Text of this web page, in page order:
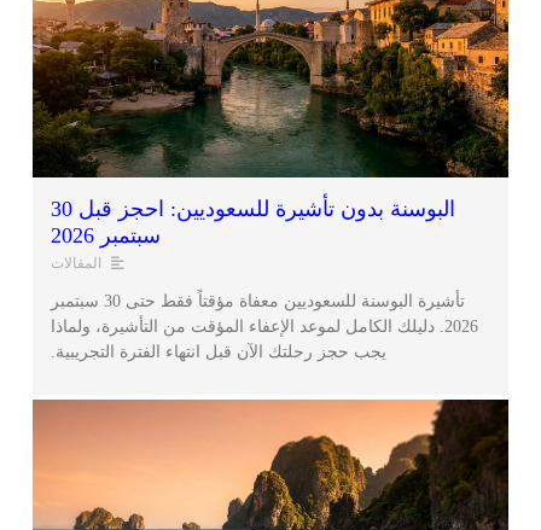
البوسنة بدون تأشيرة للسعوديين: احجز قبل 30
سبتمبر 2026
المقالات
تأشيرة البوسنة للسعوديين معفاة مؤقتاً فقط حتى 30 سبتمبر
2026. دليلك الكامل لموعد الإعفاء المؤقت من التأشيرة، ولماذا
يجب حجز رحلتك الآن قبل انتهاء الفترة التجريبية.